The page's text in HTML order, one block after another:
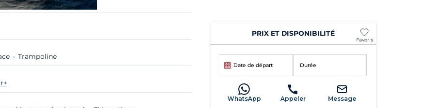
Trampoline
PRIX ET DISPONIBILITÉ
Favoris
Date de départ Durée
WhatsApp Appeler Message